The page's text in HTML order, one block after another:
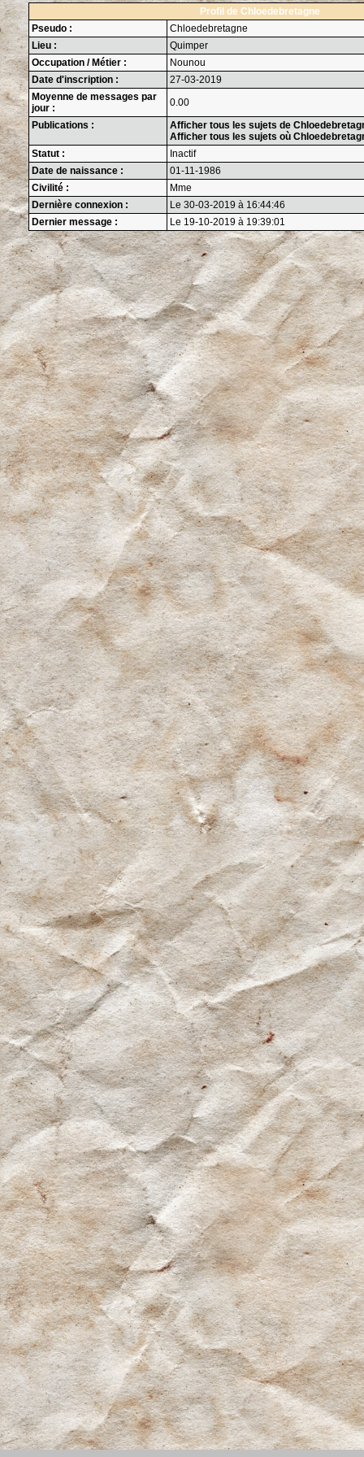
Profil de Chloedebretagne
Pseudo :
Chloedebretagne
Lieu :
Quimper
Occupation / Métier :
Nounou
Date d'inscription :
27-03-2019
Moyenne de messages par
jour :
0.00
Publications :
Afficher tous les sujets de
Afficher tous les sujets où
Statut :
Inactif
Date de naissance :
01-11-1986
Civilité :
Mme
Dernière connexion :
Le 30-03-2019 à 16:44:46
Dernier message :
Le 19-10-2019 à 19:39:01